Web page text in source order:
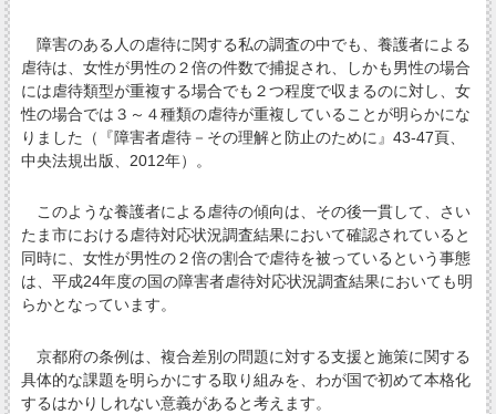
障害のある人の虐待に関する私の調査の中でも、養護者による
虐待は、女性が男性の２倍の件数で捕捉され、しかも男性の場合
には虐待類型が重複する場合でも２つ程度で収まるのに対し、女
性の場合では３～４種類の虐待が重複していることが明らかにな
りました（『障害者虐待－その理解と防止のために』43-47頁、
中央法規出版、2012年）。
このような養護者による虐待の傾向は、その後一貫して、さい
たま市における虐待対応状況調査結果において確認されていると
同時に、女性が男性の２倍の割合で虐待を被っているという事態
は、平成24年度の国の障害者虐待対応状況調査結果においても明
らかとなっています。
京都府の条例は、複合差別の問題に対する支援と施策に関する
具体的な課題を明らかにする取り組みを、わが国で初めて本格化
するはかりしれない意義があると考えます。